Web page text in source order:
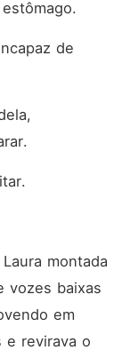
de
montada
vozes baixas
em
e revirava o